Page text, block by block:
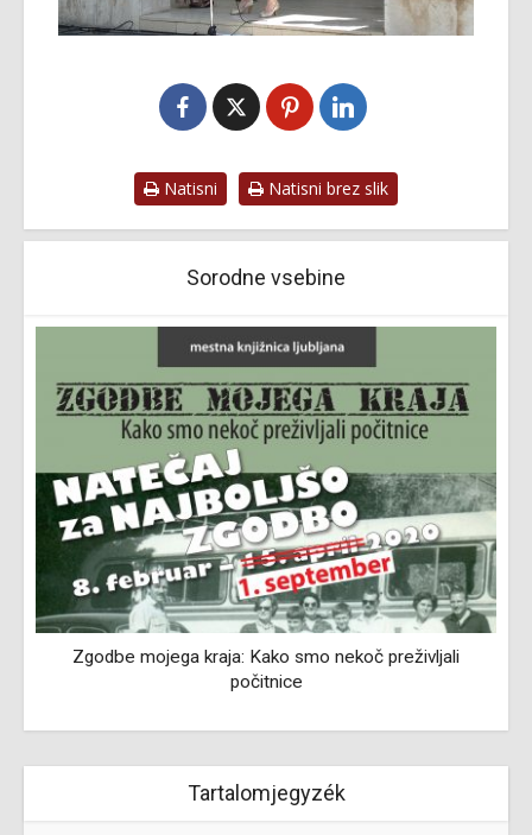
Natisni Natisni brez slik
Sorodne vsebine
Zgodbe mojega kraja: Kako smo nekoč preživljali
počitnice
Tartalomjegyzék